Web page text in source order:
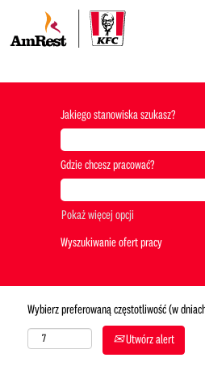
Jakiego stanowiska szukasz?
Gdzie chcesz pracować?
Pokaż więcej opcji
Wybierz preferowaną częstotliwość (w
Utwórz alert